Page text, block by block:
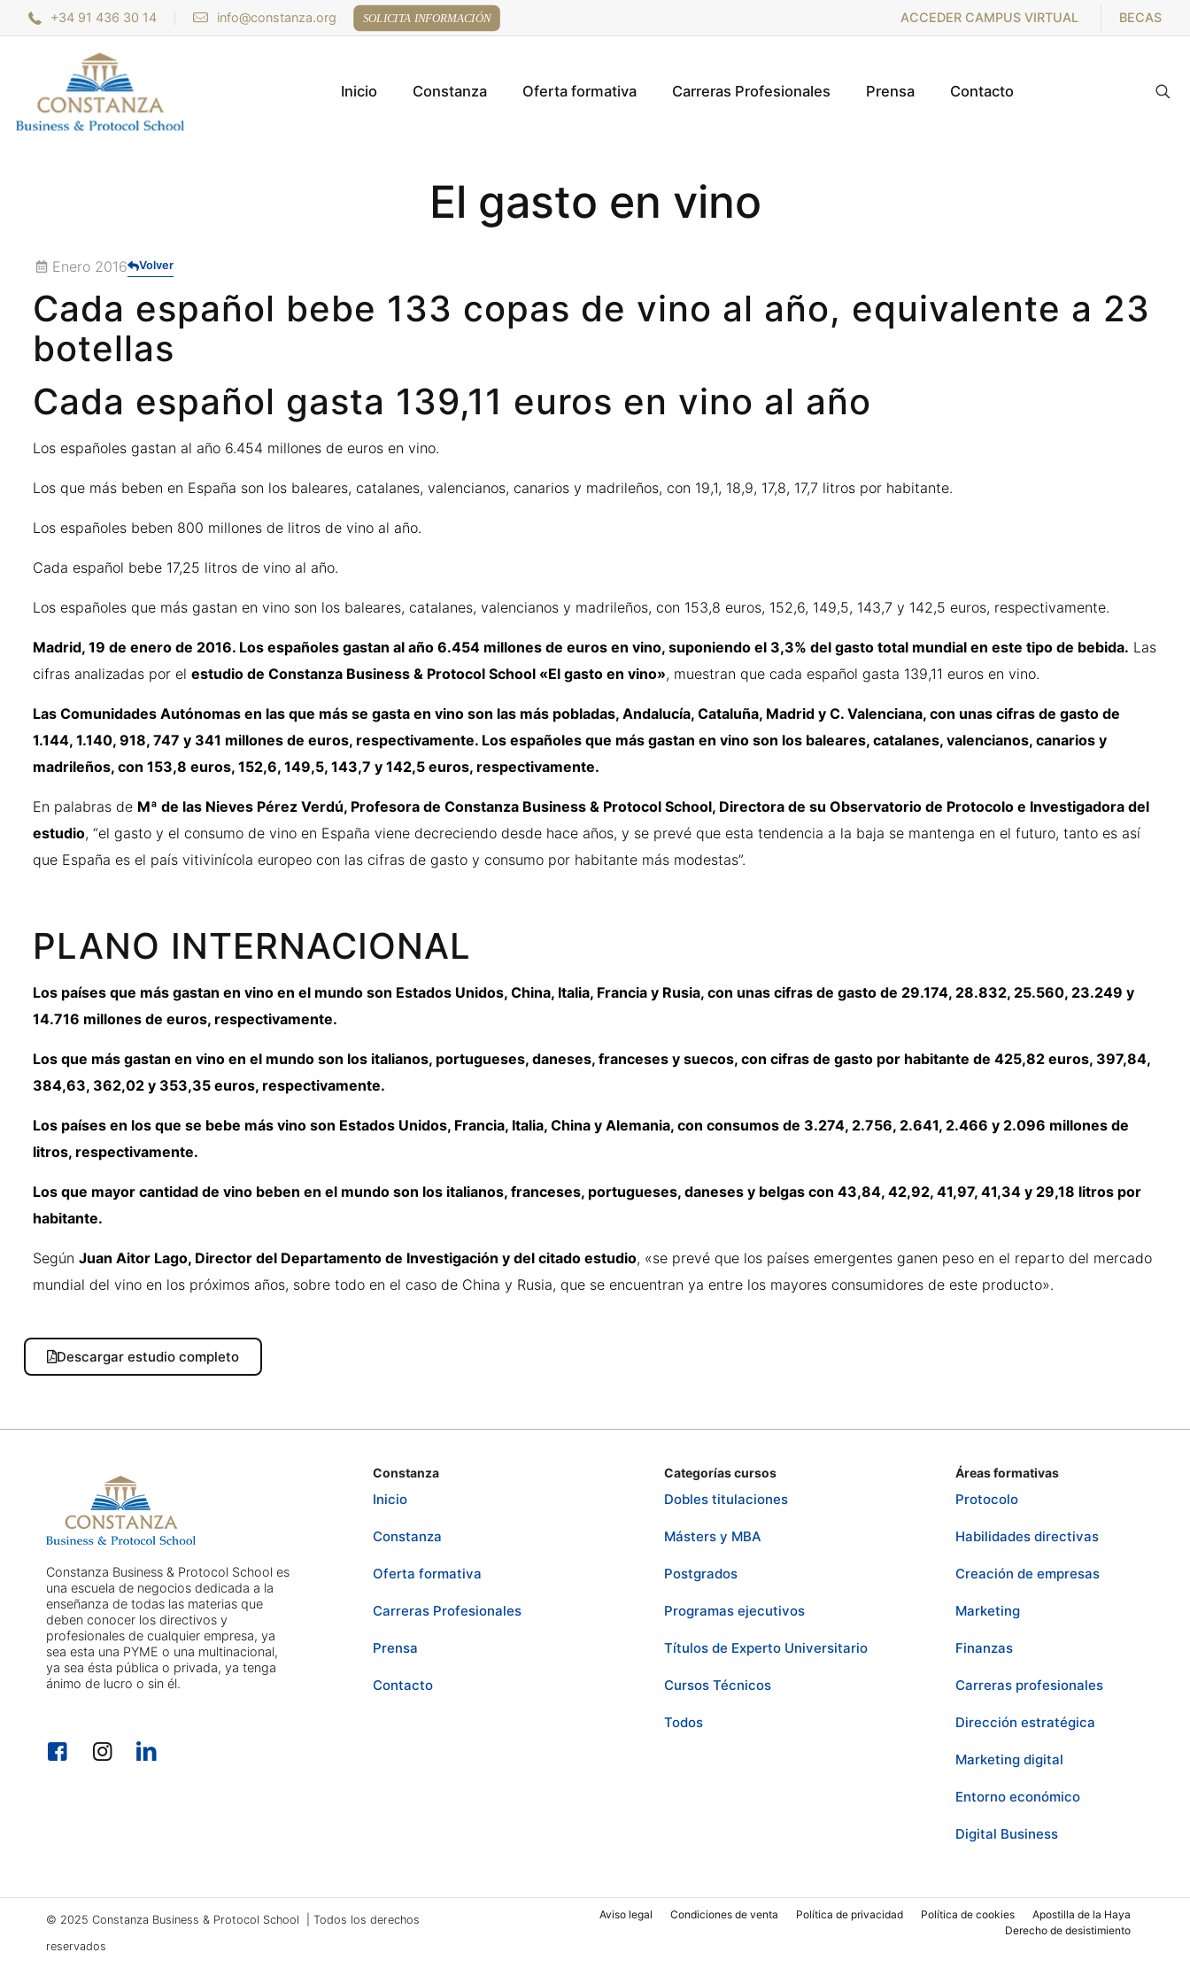
+34 91 436 30 14 info@constanza.org SOLICITA INFORMACIÓN ACCEDER CAMPUS VIRTUAL BECAS
Inicio Constanza Oferta formativa Carreras Profesionales Prensa Contacto
El gasto en vino
Enero 2016 Volver
Cada español bebe 133 copas de vino al año, equivalente a 23
botellas
Cada español gasta 139,11 euros en vino al año
Los españoles gastan al año 6.454 millones de euros en vino.
Los que más beben en España son los baleares, catalanes, valencianos, canarios y madrileños, con 19,1, 18,9, 17,8, 17,7 litros por habitante.
Los españoles beben 800 millones de litros de vino al año.
Cada español bebe 17,25 litros de vino al año.
Los españoles que más gastan en vino son los baleares, catalanes, valencianos y madrileños, con 153,8 euros, 152,6, 149,5, 143,7 y 142,5 euros, respectivamente.
Madrid, 19 de enero de 2016. Los españoles gastan al año 6.454 millones de euros en vino, suponiendo el 3,3% del gasto total mundial en este tipo de bebida. Las
cifras analizadas por el estudio de Constanza Business & Protocol School «El gasto en vino», muestran que cada español gasta 139,11 euros en vino.
Las Comunidades Autónomas en las que más se gasta en vino son las más pobladas, Andalucía, Cataluña, Madrid y C. Valenciana, con unas cifras de gasto de
1.144, 1.140, 918, 747 y 341 millones de euros, respectivamente. Los españoles que más gastan en vino son los baleares, catalanes, valencianos, canarios y
madrileños, con 153,8 euros, 152,6, 149,5, 143,7 y 142,5 euros, respectivamente.
En palabras de Mª de las Nieves Pérez Verdú, Profesora de Constanza Business & Protocol School, Directora de su Observatorio de Protocolo e Investigadora del
estudio, “el gasto y el consumo de vino en España viene decreciendo desde hace años, y se prevé que esta tendencia a la baja se mantenga en el futuro, tanto es así
que España es el país vitivinícola europeo con las cifras de gasto y consumo por habitante más modestas”.
PLANO INTERNACIONAL
Los países que más gastan en vino en el mundo son Estados Unidos, China, Italia, Francia y Rusia, con unas cifras de gasto de 29.174, 28.832, 25.560, 23.249 y
14.716 millones de euros, respectivamente.
Los que más gastan en vino en el mundo son los italianos, portugueses, daneses, franceses y suecos, con cifras de gasto por habitante de 425,82 euros, 397,84,
384,63, 362,02 y 353,35 euros, respectivamente.
Los países en los que se bebe más vino son Estados Unidos, Francia, Italia, China y Alemania, con consumos de 3.274, 2.756, 2.641, 2.466 y 2.096 millones de
litros, respectivamente.
Los que mayor cantidad de vino beben en el mundo son los italianos, franceses, portugueses, daneses y belgas con 43,84, 42,92, 41,97, 41,34 y 29,18 litros por
habitante.
Según Juan Aitor Lago, Director del Departamento de Investigación y del citado estudio, «se prevé que los países emergentes ganen peso en el reparto del mercado
mundial del vino en los próximos años, sobre todo en el caso de China y Rusia, que se encuentran ya entre los mayores consumidores de este producto».
Descargar estudio completo
Constanza Business & Protocol School es
una escuela de negocios dedicada a la
enseñanza de todas las materias que
deben conocer los directivos y
profesionales de cualquier empresa, ya
sea esta una PYME o una multinacional,
ya sea ésta pública o privada, ya tenga
ánimo de lucro o sin él.
Constanza
Inicio
Constanza
Oferta formativa
Carreras Profesionales
Prensa
Contacto
Categorías cursos
Dobles titulaciones
Másters y MBA
Postgrados
Programas ejecutivos
Títulos de Experto Universitario
Cursos Técnicos
Todos
Áreas formativas
Protocolo
Habilidades directivas
Creación de empresas
Marketing
Finanzas
Carreras profesionales
Dirección estratégica
Marketing digital
Entorno económico
Digital Business
© 2025 Constanza Business & Protocol School | Todos los derechos
reservados
Aviso legal Condiciones de venta Política de privacidad Política de cookies
Apostilla de la Haya
Derecho de desistimiento